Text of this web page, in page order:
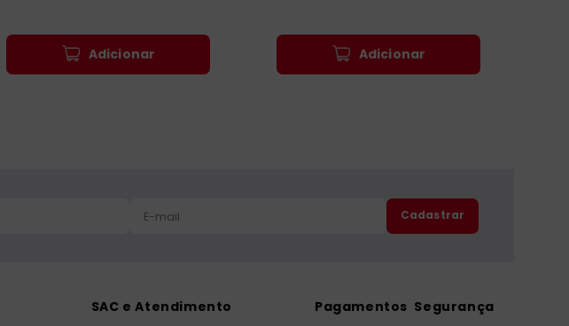
Adicionar Adicionar
Cadastrar
SAC e Atendimento Pagamentos Segurança